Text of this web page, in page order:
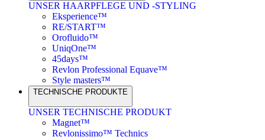
UNSER HAARPFLEGE UND -STYLING
Eksperience™
RE/START™
Orofluido™
UniqOne™
45days™
Revlon Professional Equave™
Style masters™
TECHNISCHE PRODUKTE
UNSER TECHNISCHE PRODUKT
Magnet™
Revlonissimo™ Technics